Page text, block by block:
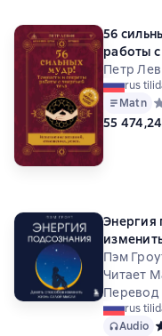
56
работы
желаний,
Петр
rus
Matn
55
Энергия
Пэм
Читает
Перевод
rus
Audio